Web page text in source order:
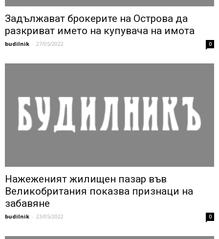
Задължават брокерите на Острова да
разкриват името на купувача на имота
budilnik - 27/05/2022 0
Нажеженият жилищен пазар във
Великобритания показва признаци на
забавяне
budilnik - 23/05/2022 0